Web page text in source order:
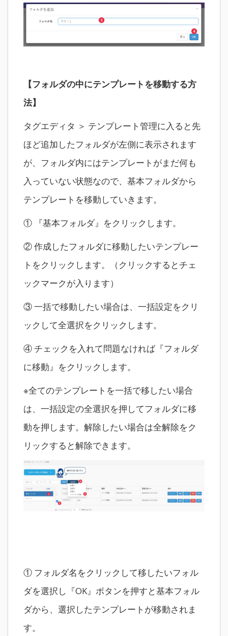
【フォルダの中にテンプレートを移動する方
法】
タグエディタ ＞ テンプレート管理に入ると先
ほど追加したフォルダが左側に表示されます
が、フォルダ内にはテンプレートがまだ何も
入っていない状態なので、基本フォルダから
テンプレートを移動していきます。
① 『基本フォルダ』をクリックします。
② 作成したフォルダに移動したいテンプレー
トをクリックします。（クリックするとチェ
ックマークが入ります）
③ 一括で移動したい場合は、一括設定をクリ
ックして全選択をクリックします。
④ チェックを入れて問題なければ『フォルダ
に移動』をクリックします。
※全てのテンプレートを一括で移したい場合
は、一括設定の全選択を押してフォルダに移
動を押します。解除したい場合は全解除をク
リックすると解除できます。
① フォルダ名をクリックして移したいフォル
ダを選択し『OK』ボタンを押すと基本フォル
ダから、選択したテンプレートが移動されま
す。